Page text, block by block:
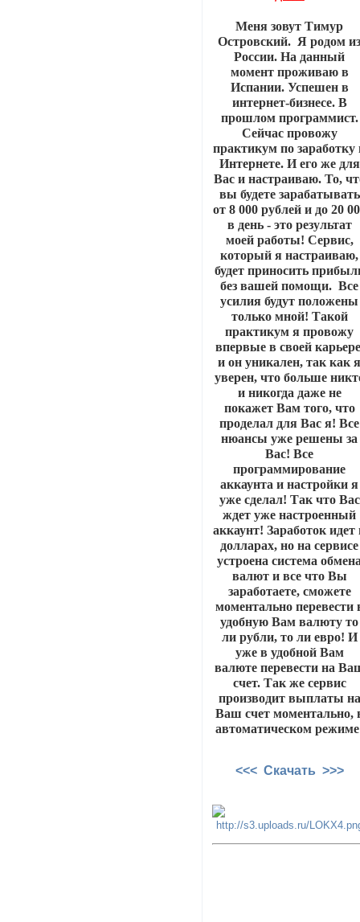
Меня зовут Тимур
Островский. Я родом
России. На данный
момент проживаю в
Испании. Успешен в
интернет-бизнесе. В
прошлом программист.
Сейчас провожу
практикум по заработку
Интернете. И его же для
Вас и настраиваю. То,
вы будете зарабатывать
от 8 000 рублей и до 20
в день - это результат
моей работы! Сервис,
который я настраиваю,
будет приносить
без вашей помощи. Все
усилия будут положены
только мной! Такой
практикум я провожу
впервые в своей
и он уникален, так как
уверен, что больше
и никогда даже не
покажет Вам того, что
проделал для Вас я! Все
нюансы уже решены за
Вас! Все
программирование
аккаунта и настройки я
уже сделал! Так что Вас
ждет уже настроенный
аккаунт! Заработок идет
долларах, но на сервисе
устроена система
валют и все что Вы
заработаете, сможете
моментально перевести
удобную Вам валюту то
ли рубли, то ли евро! И
уже в удобной Вам
валюте перевести на
счет. Так же сервис
производит выплаты на
Ваш счет моментально,
автоматическом
<<< Скачать >>>